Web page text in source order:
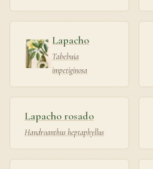
Lapacho
Tabebuia
impetiginosa
Lapacho rosado
Handroanthus heptaphyllus